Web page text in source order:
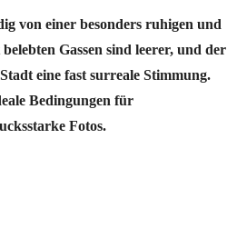
von einer besonders ruhigen und
Gassen sind leerer, und der
eine fast surreale Stimmung.
Bedingungen für
Fotos.